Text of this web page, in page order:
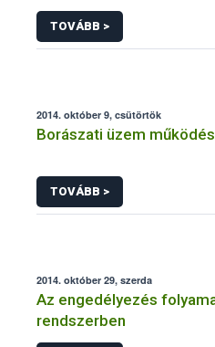
TOVÁBB >
2014. október 9, csütörtök
Borászati üzem
TOVÁBB >
2014. október 29, szerda
Az engedélyezés
rendszerben